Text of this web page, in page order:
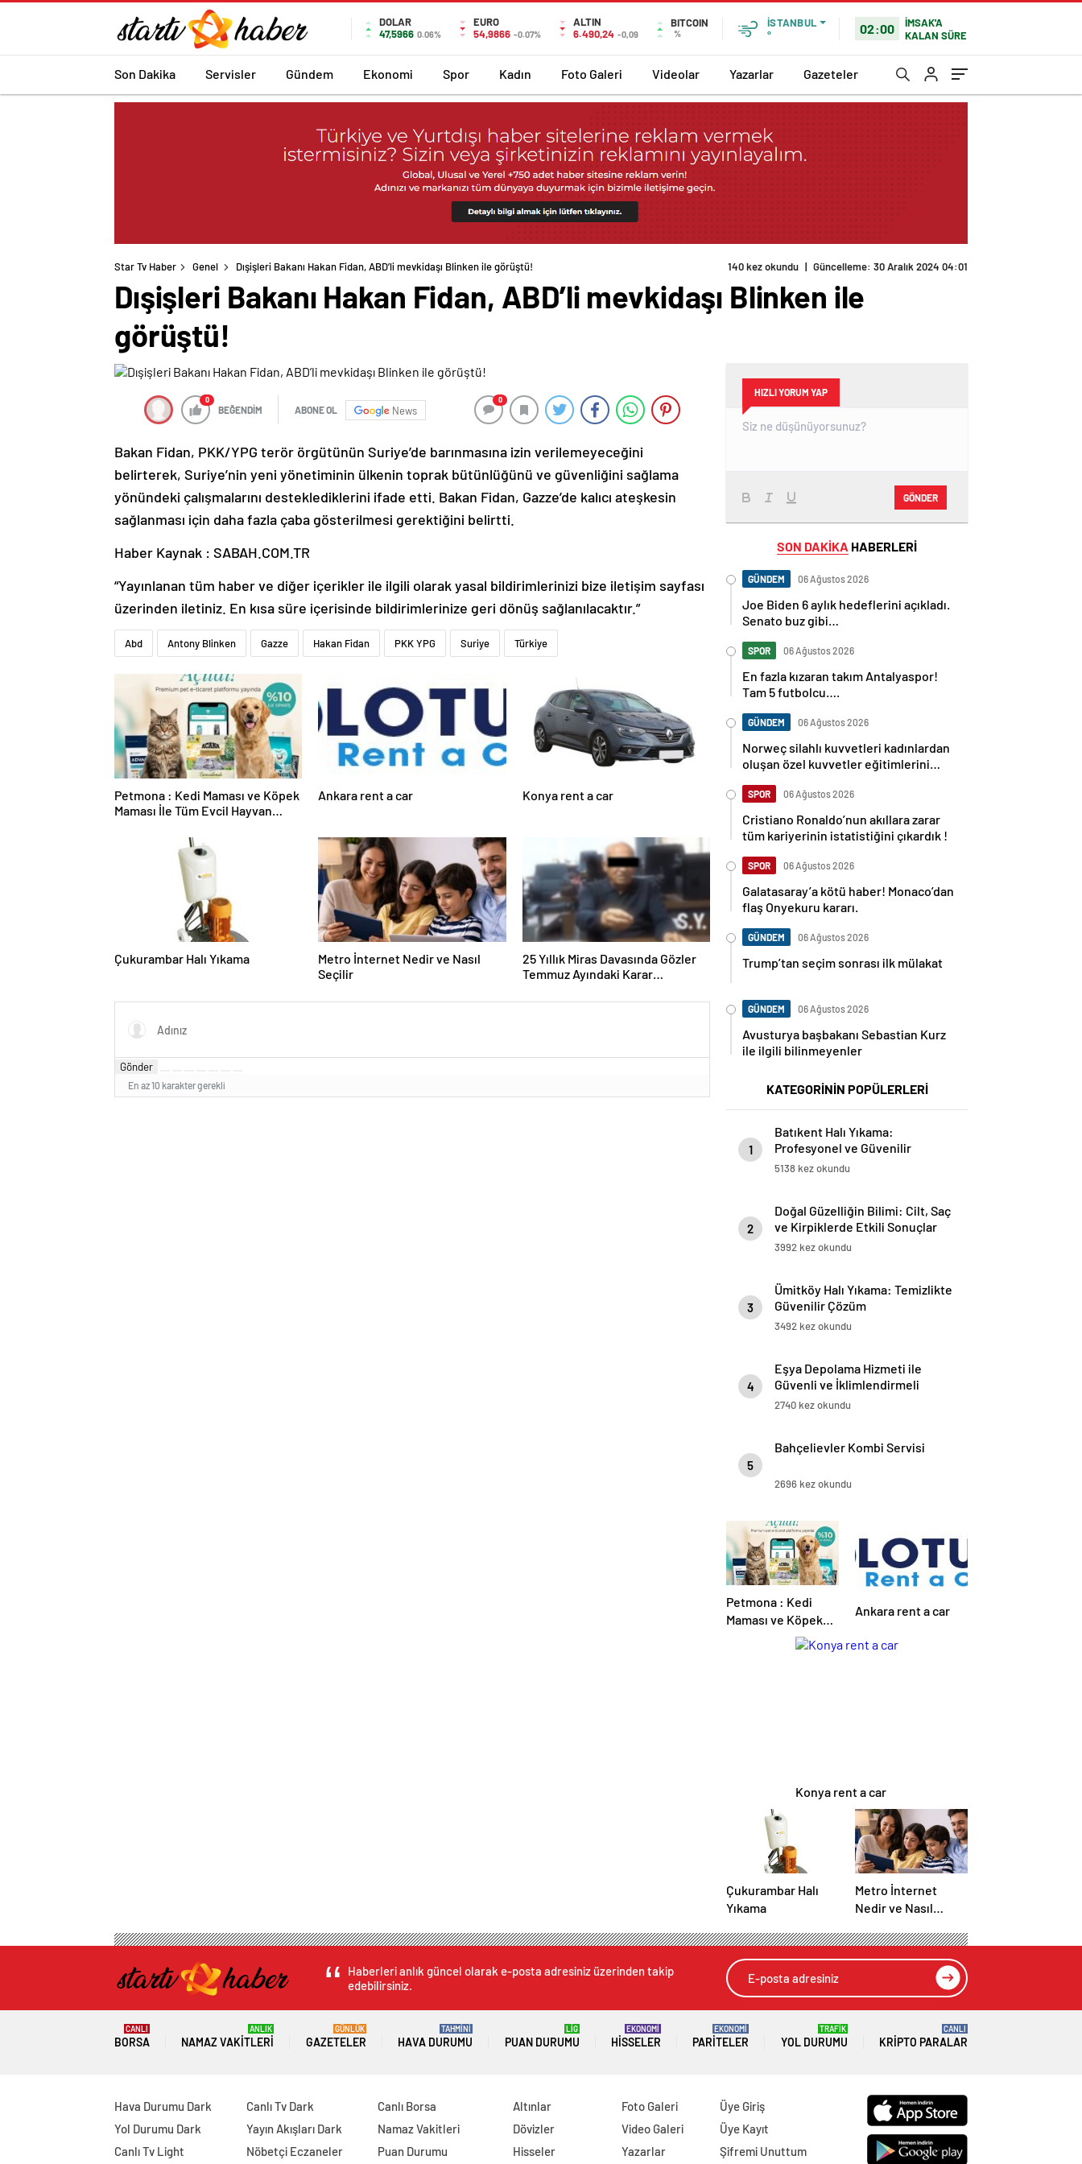
DOLAR
47,5966 0.06%
EURO
54,9866 -0.07%
ALTIN
6.490,24 -0,09
BITCOIN
%
İSTANBUL
°
02:00
İMSAK'A
KALAN SÜRE
Son Dakika Servisler Gündem Ekonomi Spor Kadın Foto Galeri Videolar Yazarlar Gazeteler
Star Tv Haber Genel Dışişleri Bakanı Hakan Fidan, ABD’li mevkidaşı Blinken ile görüştü! 140 kez okundu | Güncelleme: 30 Aralık 2024 04:01
Dışişleri Bakanı Hakan Fidan, ABD’li mevkidaşı Blinken ile
görüştü!
0
BEĞENDİM ABONE OL News
0
Bakan Fidan, PKK/YPG terör örgütünün Suriye’de barınmasına izin verilemeyeceğini
belirterek, Suriye’nin yeni yönetiminin ülkenin toprak bütünlüğünü ve güvenliğini sağlama
yönündeki çalışmalarını desteklediklerini ifade etti. Bakan Fidan, Gazze’de kalıcı ateşkesin
sağlanması için daha fazla çaba gösterilmesi gerektiğini belirtti.
Haber Kaynak : SABAH.COM.TR
“Yayınlanan tüm haber ve diğer içerikler ile ilgili olarak yasal bildirimlerinizi bize iletişim sayfası
üzerinden iletiniz. En kısa süre içerisinde bildirimlerinize geri dönüş sağlanılacaktır.”
Abd Antony Blinken Gazze Hakan Fidan PKK YPG Suriye Türkiye
Petmona : Kedi Maması ve Köpek
Maması İle Tüm Evcil Hayvan
Ankara rent a car Konya rent a car
Çukurambar Halı Yıkama
Metro İnternet Nedir ve Nasıl
Seçilir
25 Yıllık Miras Davasında Gözler
Temmuz Ayındaki Karar
Gönder
En az 10 karakter gerekli
HIZLI YORUM YAP
GÖNDER
SON DAKİKA HABERLERİ
GÜNDEM 06 Ağustos 2026
Joe Biden 6 aylık hedeflerini açıkladı.
Senato buz gibi…
SPOR 06 Ağustos 2026
En fazla kızaran takım Antalyaspor!
Tam 5 futbolcu….
GÜNDEM 06 Ağustos 2026
Norweç silahlı kuvvetleri kadınlardan
oluşan özel kuvvetler eğitimlerini
SPOR 06 Ağustos 2026
Cristiano Ronaldo’nun akıllara zarar
tüm kariyerinin istatistiğini çıkardık !
SPOR 06 Ağustos 2026
Galatasaray’a kötü haber! Monaco’dan
flaş Onyekuru kararı.
GÜNDEM 06 Ağustos 2026
Trump’tan seçim sonrası ilk mülakat
GÜNDEM 06 Ağustos 2026
Avusturya başbakanı Sebastian Kurz
ile ilgili bilinmeyenler
KATEGORİNİN POPÜLERLERİ
1
Batıkent Halı Yıkama:
Profesyonel ve Güvenilir
Hizmetler
5138 kez okundu
2
Doğal Güzelliğin Bilimi: Cilt, Saç
ve Kirpiklerde Etkili Sonuçlar
3992 kez okundu
3
Ümitköy Halı Yıkama: Temizlikte
Güvenilir Çözüm
3492 kez okundu
4
Eşya Depolama Hizmeti ile
Güvenli ve İklimlendirmeli
Saklama Rehberi
2740 kez okundu
5
Bahçelievler Kombi Servisi
2696 kez okundu
Petmona : Kedi
Maması ve Köpek
Maması İle Tüm
Ankara rent a car
Konya rent a car
Çukurambar Halı
Yıkama
Metro İnternet
Nedir ve Nasıl
Haberleri anlık güncel olarak e-posta adresiniz üzerinden takip
edebilirsiniz.
BORSA
CANLI
NAMAZ VAKITLERI
ANLIK
GAZETELER
GÜNLÜK
HAVA DURUMU
TAHMİNİ
PUAN DURUMU
LİG
HISSELER
EKONOMİ
PARITELER
EKONOMİ
YOL DURUMU
TRAFİK
KRIPTO PARALAR
CANLI
Hava Durumu Dark
Yol Durumu Dark
Canlı Tv Light
Canlı Tv Dark
Yayın Akışları Dark
Nöbetçi Eczaneler
Canlı Borsa
Namaz Vakitleri
Puan Durumu
Altınlar
Dövizler
Hisseler
Foto Galeri
Video Galeri
Yazarlar
Üye Giriş
Üye Kayıt
Şifremi Unuttum